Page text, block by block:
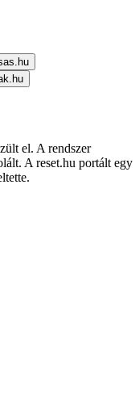
el. A rendszer
A reset.hu portált egy